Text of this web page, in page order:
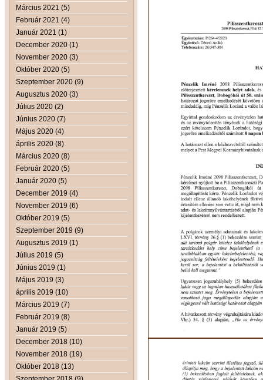
Március 2021 (5)
Február 2021 (4)
Január 2021 (1)
December 2020 (1)
November 2020 (3)
Október 2020 (5)
Szeptember 2020 (9)
Augusztus 2020 (3)
Július 2020 (2)
Június 2020 (7)
Május 2020 (4)
április 2020 (8)
Március 2020 (8)
Február 2020 (5)
Január 2020 (5)
December 2019 (4)
November 2019 (6)
Október 2019 (5)
Szeptember 2019 (9)
Augusztus 2019 (1)
Július 2019 (5)
Június 2019 (1)
Május 2019 (3)
április 2019 (10)
Március 2019 (7)
Február 2019 (8)
Január 2019 (5)
December 2018 (10)
November 2018 (19)
Október 2018 (13)